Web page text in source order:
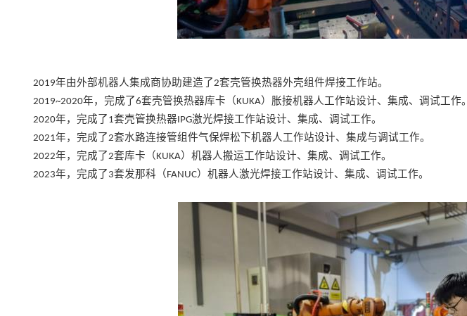
2019年由外部机器人集成商协助建造了2套壳管换热器外壳组件焊接工作站。
2019~2020年，完成了6套壳管换热器库卡 （ KUKA） 胀接机器人工作站设计、集成、调试工作。
2020年，完成了 1套壳管换热器IPG激光焊接工作站设计、集成、调试工作。
2021年，完成了2套水路连接管组件气保焊松下机器人工作站设计、集成与调试工作。
2022年，完成了2套库卡 （ KUKA） 机器人搬运工作站设计、集成、调试工作。
2023年，完成了 3套发那科（ FANUC）机器人激光焊接工作站设计、集成、调试工作。